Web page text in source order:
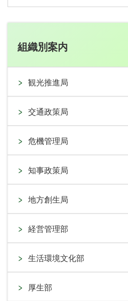
組織別案内
観光推進局
交通政策局
危機管理局
知事政策局
地方創生局
経営管理部
生活環境文化部
厚生部